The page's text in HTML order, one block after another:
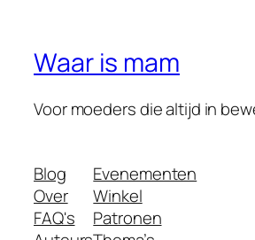
Waar is mam
Voor moeders die altijd in
Blog
Over
FAQ's
Evenementen
Winkel
Patronen